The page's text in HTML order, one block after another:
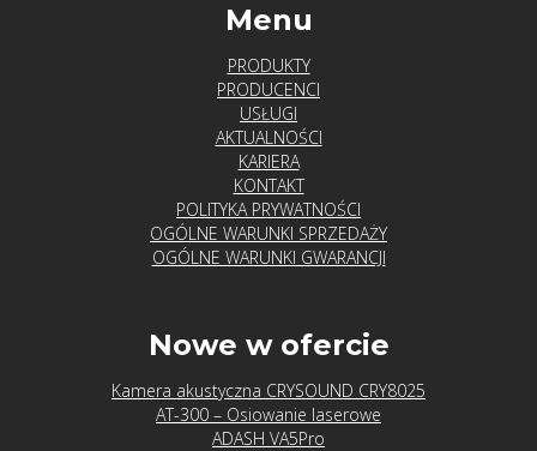
Menu
PRODUKTY
PRODUCENCI
USŁUGI
AKTUALNOŚCI
KARIERA
KONTAKT
POLITYKA PRYWATNOŚCI
OGÓLNE WARUNKI SPRZEDAŻY
OGÓLNE WARUNKI GWARANCJI
Nowe w ofercie
Kamera akustyczna CRYSOUND CRY8025
AT-300 – Osiowanie laserowe
ADASH VA5Pro